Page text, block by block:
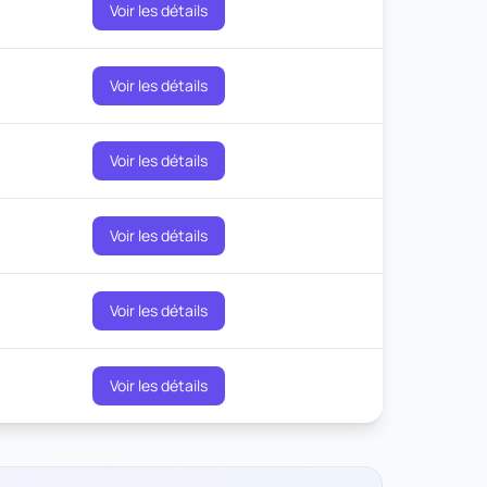
Voir les détails
Voir les détails
Voir les détails
Voir les détails
Voir les détails
Voir les détails